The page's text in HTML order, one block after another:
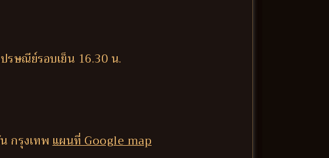
รษณีย์รอบเย็น 16.30 น.
กรุงเทพแผนที่ Google map